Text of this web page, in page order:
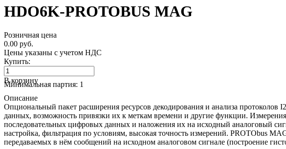
HDO6K-PROTOBUS MAG
Розничная цена
0.00 руб.
Цены указаны с учетом НДС
Купить:
В корзину
Минимальная партия: 1
Описание
Опциональный пакет расширения ресурсов декодирования и анализа
данных, возможность привязки их к меткам времени и другие функции.
последовательных цифровых данных и наложения их на исходный аналоговый
настройка, фильтрация по условиям, высокая точность измерений. PROTObus
передаваемых в нём сообщений на исходном аналоговом сигнале (построение